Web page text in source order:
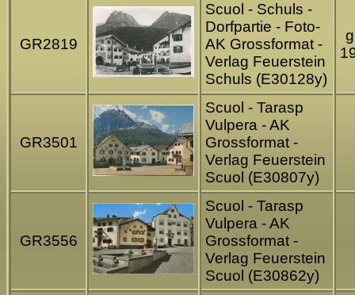
GR2819
Scuol - Schuls -
Dorfpartie - Foto-
AK Grossformat -
Verlag Feuerstein
Schuls (E30128y)
GR3501
Scuol - Tarasp
Vulpera - AK
Grossformat -
Verlag Feuerstein
Scuol (E30807y)
GR3556
Scuol - Tarasp
Vulpera - AK
Grossformat -
Verlag Feuerstein
Scuol (E30862y)